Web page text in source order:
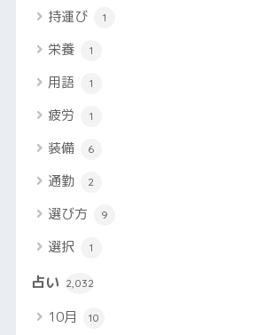
持運び 1
栄養 1
用語 1
疲労 1
装備 6
通勤 2
選び方 9
選択 1
占い 2,032
10月 10